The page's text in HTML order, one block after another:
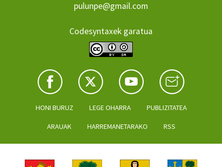
pulunpe@gmail.com
Codesyntaxek garatua
HONI BURUZ LEGE OHARRA PUBLIZITATEA
ARAUAK HARREMANETARAKO RSS